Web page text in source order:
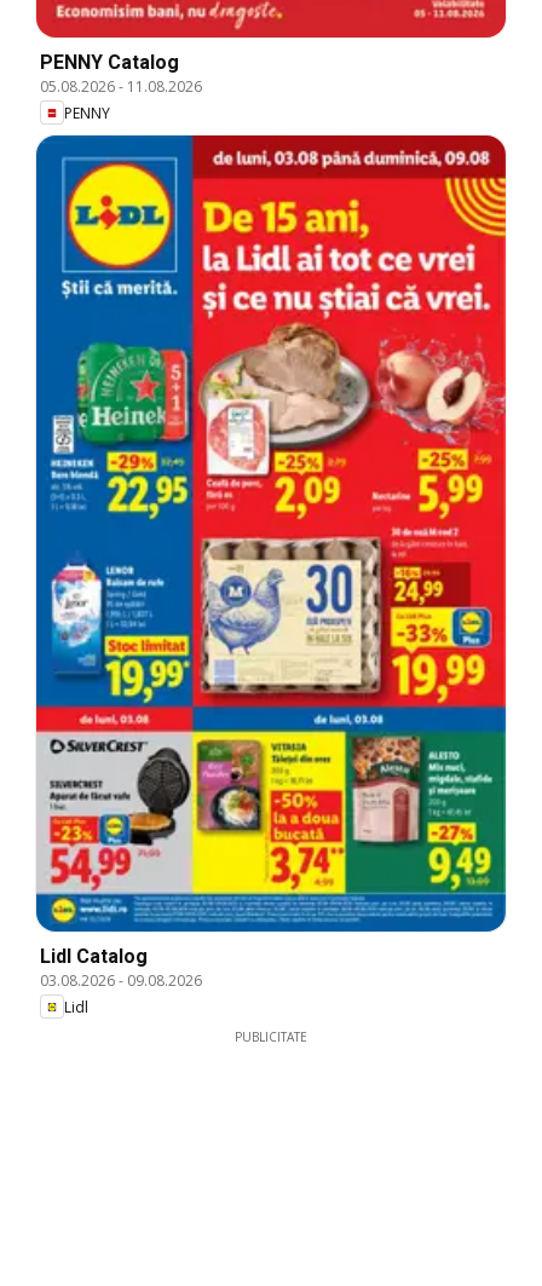
PENNY Catalog
05.08.2026- 11.08.2026
PENNY
Lidl Catalog
03.08.2026- 09.08.2026
Lidl
PUBLICITATE